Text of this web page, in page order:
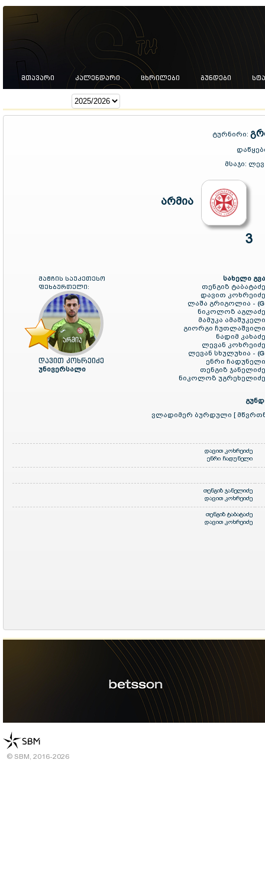
ᲛᲗᲐᲕᲐᲠᲘ ᲙᲐᲚᲔᲜᲓᲐᲠᲘ ᲪᲮᲠᲘᲚᲔᲑᲘ ᲒᲣᲜᲓᲔᲑᲘ
ტურნირი:
მსაჯი:
არმია
3
მატჩის საუკეთესო
ფეხბურთელი:
დავით კოხრეიძე
უნივერსალი
სახელი
თენგიზ
დავით
ლაშა გრიგოლია -
ნიკოლოზ
მამუკა
გიორგი
ნადიმ
ლევან
ლევან სხულუხია -
ენრი
თენგიზ
ნიკოლოზ
ვლადიმერ ბურდული [
დავით კოხრეიძე
ენრი ჩადუნელი
თენგიზ ჯანელიძე
დავით კოხრეიძე
თენგიზ ტაბატაძე
დავით კოხრეიძე
© SBM, 2016-2026